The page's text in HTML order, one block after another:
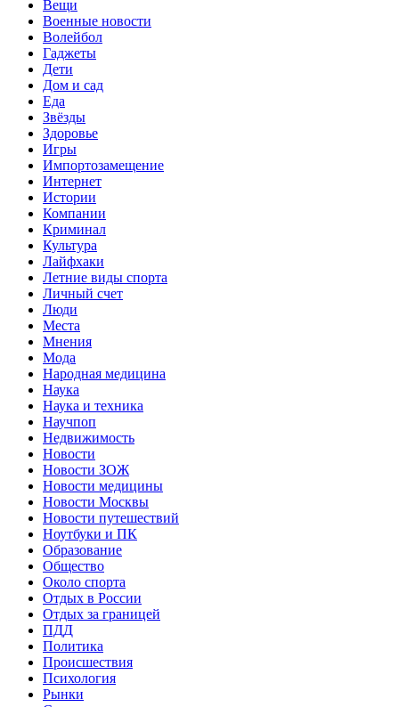
Вещи
Военные новости
Волейбол
Гаджеты
Дети
Дом и сад
Еда
Звёзды
Здоровье
Игры
Импортозамещение
Интернет
Истории
Компании
Криминал
Культура
Лайфхаки
Летние виды спорта
Личный счет
Люди
Места
Мнения
Мода
Народная медицина
Наука
Наука и техника
Научпоп
Недвижимость
Новости
Новости ЗОЖ
Новости медицины
Новости Москвы
Новости путешествий
Ноутбуки и ПК
Образование
Общество
Около спорта
Отдых в России
Отдых за границей
ПДД
Политика
Происшествия
Психология
Рынки